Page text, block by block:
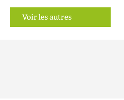
Voir les autres